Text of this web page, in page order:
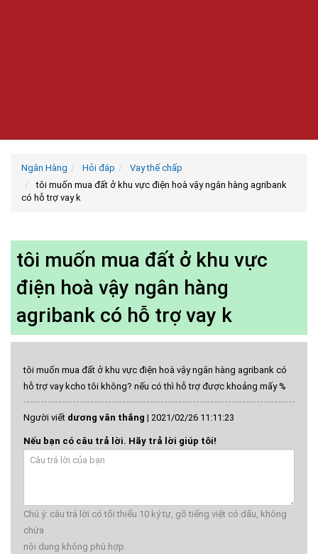
Ngân Hàng Hỏi đáp
Vay thế chấp
tôi muốn mua đất ở khu vực điện hoà vậy ngân hàng agribank
có hỗ trợ vay k
tôi muốn mua đất ở khu vực
điện hoà vậy ngân hàng
agribank có hỗ trợ vay k
tôi muốn mua đất ở khu vực điện hoà vậy ngân hàng agribank có
hỗ trợ vay kcho tôi không? nếu có thì hỗ trợ được khoảng mấy %
Người viết dương văn thắng | 2021/02/26 11:11:23
Nếu bạn có câu trả lời. Hãy trả lời giúp tôi!
Chú ý: câu trả lời có tối thiểu 10 ký tự, gõ tiếng việt có dấu, không
chứa
nội dung không phù hợp.